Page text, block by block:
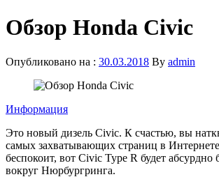
Обзор Honda Civic
Опубликовано на : 30.03.2018 By admin
Информация
Это новый дизель Civic. К счастью, вы
самых захватывающих страниц в
беспокоит, вот Civic Type R будет абсурдно
вокруг Нюрбургринга.